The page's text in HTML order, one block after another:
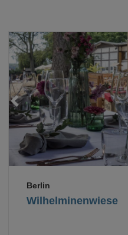
Loading...
Wilhelminenwiese
Berlin